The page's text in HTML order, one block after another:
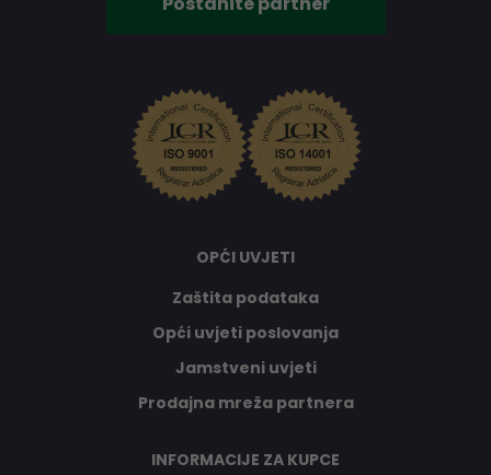
OPĆI UVJETI
Zaštita podataka
Opći uvjeti poslovanja
Jamstveni uvjeti
Prodajna mreža partnera
INFORMACIJE ZA KUPCE